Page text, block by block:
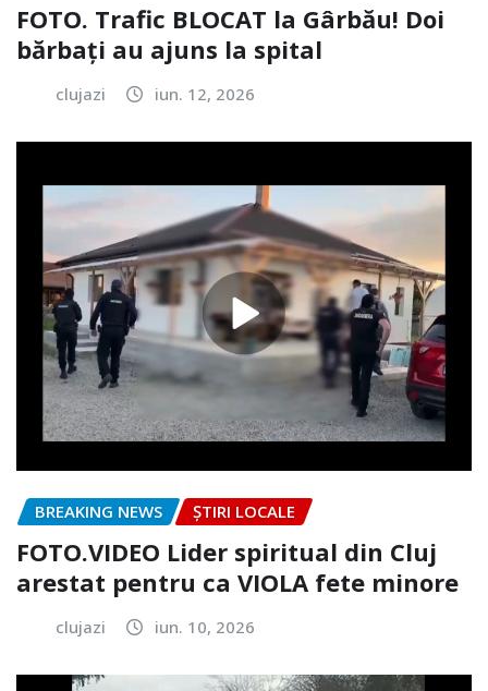
FOTO. Trafic BLOCAT la Gârbău! Doi
bărbați au ajuns la spital
clujazi iun. 12, 2026
BREAKING NEWS ȘTIRI LOCALE
FOTO.VIDEO Lider spiritual din Cluj
arestat pentru ca VIOLA fete minore
clujazi iun. 10, 2026